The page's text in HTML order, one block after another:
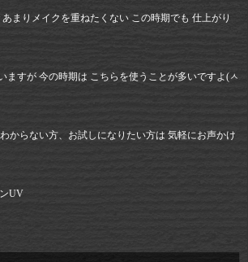
まりメイクを重ねたくない この時期でも 仕上がり
ますが 今の時期は こちらを使うことが多いですよ(ㅅ
からない方、お試しになりたい方は 気軽にお声かけ
UV